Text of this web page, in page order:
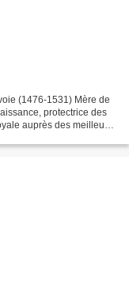
(1476-1531) Mère de
protectrice des
auprès des meilleurs